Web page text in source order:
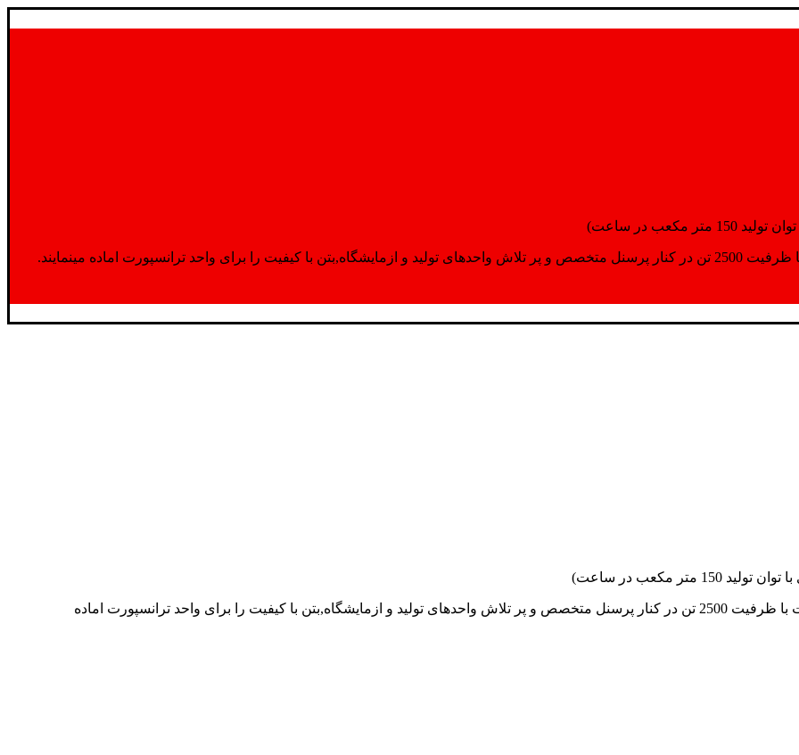
اماده مینمایند.
جهاد بتن با فضای کارگاهی و به کار گیری سه دستگاه بچینگ پلانت با ظرفیت 2500 تن در کنار پرسنل متخصص و پر تلاش واحدهای تولید و ازمایشگاه,بتن با کیفیت را برای واحد ترانسپورت اماده